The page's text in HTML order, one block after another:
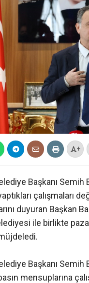
+
Başkanı Semih
çalışmaları
duyuran Başkan
ile birlikte
Başkanı Semih
mensuplarına